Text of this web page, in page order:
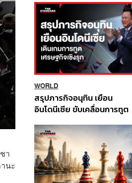
า
นะ
WORLD
สรุปภารกิจอนุทิน เยือน
อินโดนีเซีย ขับเคลื่อนการทูต
ส่วนยุทธศาสตร์ไทย –
อินโดนีเซีย